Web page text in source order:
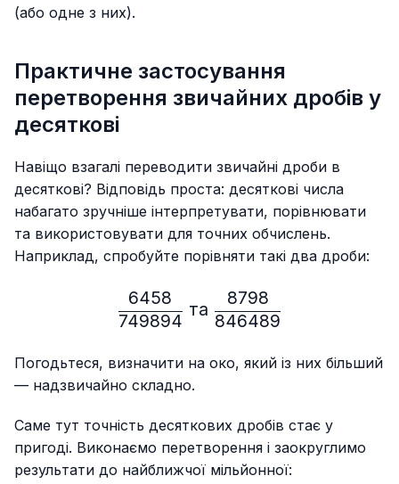
(або одне з них).
Практичне застосування
перетворення звичайних дробів у
десяткові
Навіщо взагалі переводити звичайні дроби в
десяткові? Відповідь проста: десяткові числа
набагато зручніше інтерпретувати, порівнювати
та використовувати для точних обчислень.
Наприклад, спробуйте порівняти такі два дроби:
\frac{6458}{749894} \
749894
6458
та
846489
8798
Погодьтеся, визначити на око, який із них більший
— надзвичайно складно.
Саме тут точність десяткових дробів стає у
пригоді. Виконаємо перетворення і заокруглимо
результати до найближчої мільйонної: